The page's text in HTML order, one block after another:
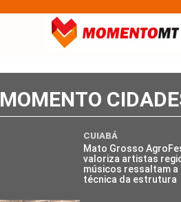
MOMENTO
CUIABÁ
Mato Grosso
valoriza artistas
músicos ressaltam a
técnica da estrutura